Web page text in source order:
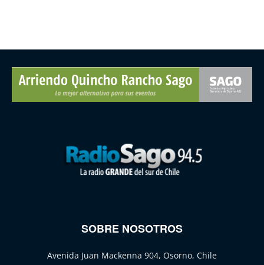
SOBRE NOSOTROS
Avenida Juan Mackenna 904, Osorno, Chile